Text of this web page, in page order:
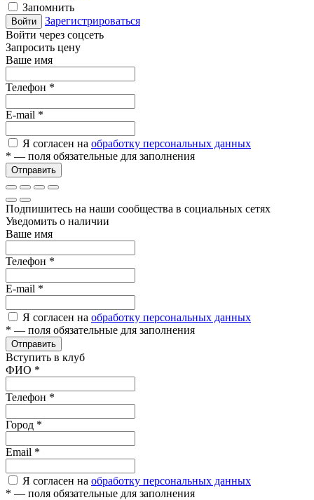
Запомнить
Войти
Зарегистрироваться
Войти через соцсеть
Запросить цену
Ваше имя
Телефон *
E-mail *
Я согласен на обработку персональных данных
* — поля обязательные для заполнения
Отправить
Подпишитесь на наши сообщества в социальных сетях
Уведомить о наличии
Ваше имя
Телефон *
E-mail *
Я согласен на обработку персональных данных
* — поля обязательные для заполнения
Отправить
Вступить в клуб
ФИО *
Телефон *
Город *
Email *
Я согласен на обработку персональных данных
* — поля обязательные для заполнения